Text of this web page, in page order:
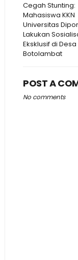
Cegah Stunting:
Mahasiswa KKN
Universitas
Lakukan
Eksklusif di Desa
Botolambat
POST A
No comments